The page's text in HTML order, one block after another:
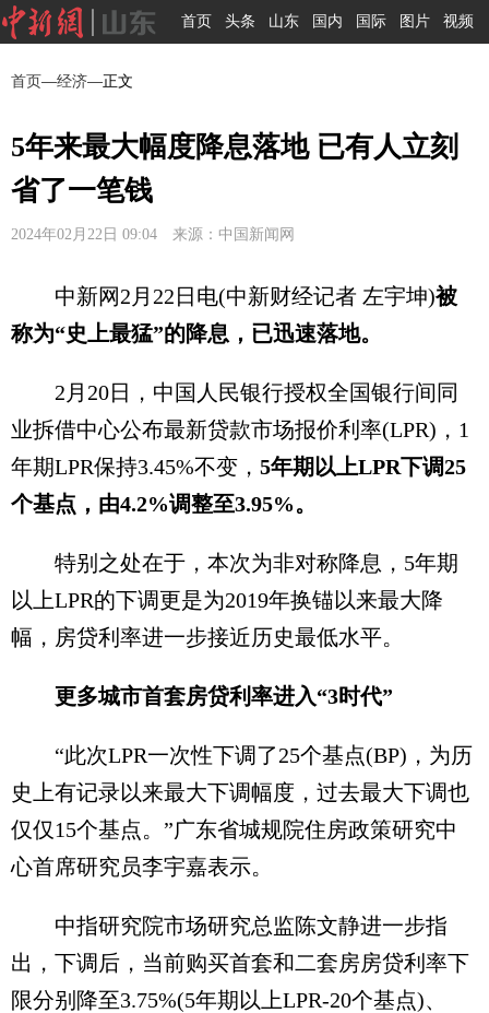
首页 头条 山东 国内 国际 图片 视频
首页—经济—正文
5年来最大幅度降息落地 已有人立刻
省了一笔钱
2024年02月22日 09:04 来源：中国新闻网
中新网2月22日电(中新财经记者 左宇坤)被
称为“史上最猛”的降息，已迅速落地。
2月20日，中国人民银行授权全国银行间同
业拆借中心公布最新贷款市场报价利率(LPR)，1
年期LPR保持3.45%不变， 5年期以上LPR下调25
个基点，由4.2%调整至3.95%。
特别之处在于，本次为非对称降息，5年期
以上LPR的下调更是为2019年换锚以来最大降
幅，房贷利率进一步接近历史最低水平。
更多城市首套房贷利率进入“3时代”
“此次LPR一次性下调了25个基点(BP)，为历
史上有记录以来最大下调幅度，过去最大下调也
仅仅15个基点。”广东省城规院住房政策研究中
心首席研究员李宇嘉表示。
中指研究院市场研究总监陈文静进一步指
出，下调后，当前购买首套和二套房房贷利率下
限分别降至3.75%(5年期以上LPR-20个基点)、